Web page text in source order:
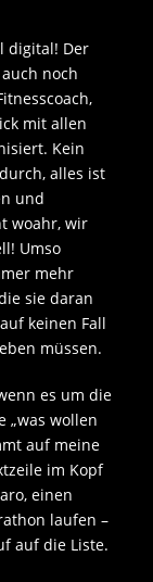
digital! Der
noch
mit allen
Kein
alles ist
und
woahr, wir
Umso
mehr
sie daran
keinen Fall
müssen.
es um die
„was wollen
auf meine
im Kopf
einen
laufen –
auf die Liste.